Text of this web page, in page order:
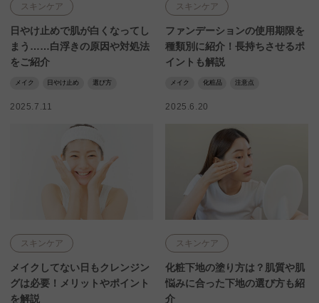
スキンケア
日やけ止めで肌が白くなってし
まう……白浮きの原因や対処法
をご紹介
メイク 日やけ止め 選び方
2025.7.11
スキンケア
ファンデーションの使用期限を
種類別に紹介！長持ちさせるポ
イントも解説
メイク 化粧品 注意点
2025.6.20
スキンケア
メイクしてない日もクレンジン
グは必要！メリットやポイント
を解説
スキンケア
化粧下地の塗り方は？肌質や肌
悩みに合った下地の選び方も紹
介